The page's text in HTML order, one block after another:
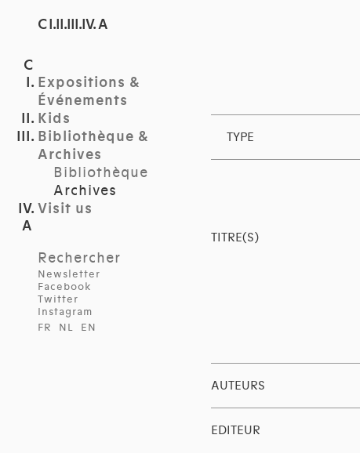
C I.II.III.IV. A
Expositions &
Événements
Kids
Bibliothèque &
Archives
Bibliothèque
Archives
Visit us
Rechercher
Newsletter
Facebook
Twitter
Instagram
FR
NL EN
TYPE
TITRE(S)
AUTEURS
EDITEUR